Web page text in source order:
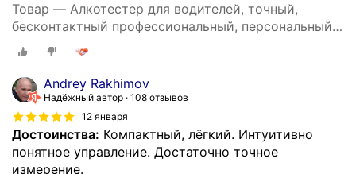
Товар — Алкотестер для водителей, точный,
бесконтактный профессиональный, персональный
DG shop
Andrey Rakhimov
Надёжный автор 108 отзывов
12 января
Достоинства: Компактный, лёгкий. Интуитивно
понятное управление. Достаточно точное
измерение.